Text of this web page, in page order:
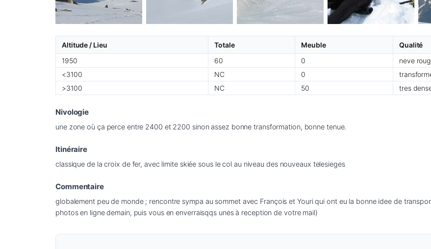
Altitude / Lieu Totale Meuble
Qualité
1950
60 0
neve
<3100
NC 0
>3100
NC 50 tres
Nivologie
une zone où ça perce entre 2400 et 2200 sinon assez bonne transformation, bonne tenue.
Itinéraire
classique de la croix de fer, avec limite skiée sous le col au niveau des nouveaux telesieges
Commentaire
globalement peu de monde ; rencontre sympa au sommet avec François et Youri qui ont eu la bonne idee de
photos en ligne demain, puis vous en enverraisqqs unes à reception de votre mail)